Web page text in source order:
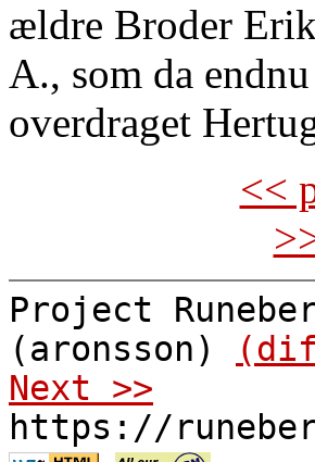
ældre Broder
A., som da
overdraget
<<
Project
(aronsson)
Next >>
https://